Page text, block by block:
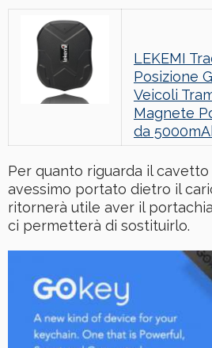
LEKEMI
Posizione
Veicoli
Magnete
da
Per quanto riguarda il cavetto
avessimo portato dietro il
ritornerà utile aver il
ci permetterà di sostituirlo.